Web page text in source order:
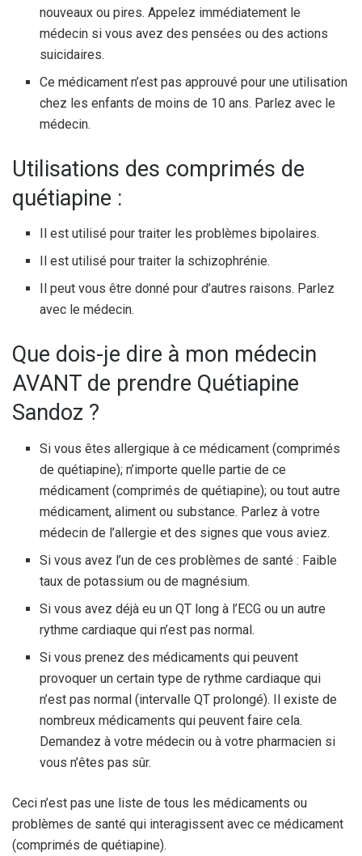
nouveaux ou pires. Appelez immédiatement le
médecin si vous avez des pensées ou des actions
suicidaires.
Ce médicament n’est pas approuvé pour une utilisation
chez les enfants de moins de 10 ans. Parlez avec le
médecin.
Utilisations des comprimés de
quétiapine :
Il est utilisé pour traiter les problèmes bipolaires.
Il est utilisé pour traiter la schizophrénie.
Il peut vous être donné pour d’autres raisons. Parlez
avec le médecin.
Que dois-je dire à mon médecin
AVANT de prendre Quétiapine
Sandoz ?
Si vous êtes allergique à ce médicament (comprimés
de quétiapine); n’importe quelle partie de ce
médicament (comprimés de quétiapine); ou tout autre
médicament, aliment ou substance. Parlez à votre
médecin de l’allergie et des signes que vous aviez.
Si vous avez l’un de ces problèmes de santé : Faible
taux de potassium ou de magnésium.
Si vous avez déjà eu un QT long à l’ECG ou un autre
rythme cardiaque qui n’est pas normal.
Si vous prenez des médicaments qui peuvent
provoquer un certain type de rythme cardiaque qui
n’est pas normal (intervalle QT prolongé). Il existe de
nombreux médicaments qui peuvent faire cela.
Demandez à votre médecin ou à votre pharmacien si
vous n’êtes pas sûr.
Ceci n’est pas une liste de tous les médicaments ou
problèmes de santé qui interagissent avec ce médicament
(comprimés de quétiapine).